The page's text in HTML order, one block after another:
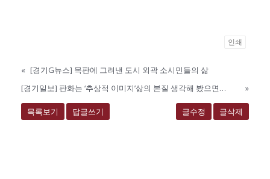
인쇄
« [경기G뉴스] 목판에 그려낸 도시 외곽 소시민들의 삶
[경기일보] 판화는 ‘추상적 이미지’삶의 본질 생각해 봤으면…
»
목록보기 답글쓰기 글수정 글삭제